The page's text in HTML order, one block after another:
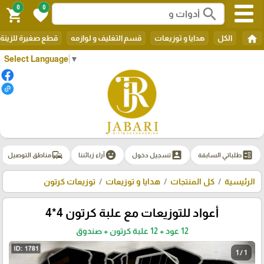
Select Language ▼
search
0
favorite
0
shopping_cart
home الكل هدايا و توزيعات قسم التغليف و لوازمه قطع صغيرة للزينة
ballotطلباتي السابقة account_boxتسجيل دخول emoji_emotionsآراء زبائننا commuteمناطق التوصيل
الرئيسية كل المنتجات هدايا و توزيعات توزيعات كرتون
أعواد للتوزيعات مع علبة كرتون 4*4
12 عود + 12 علبة كرتون + صندوق
1 / 1